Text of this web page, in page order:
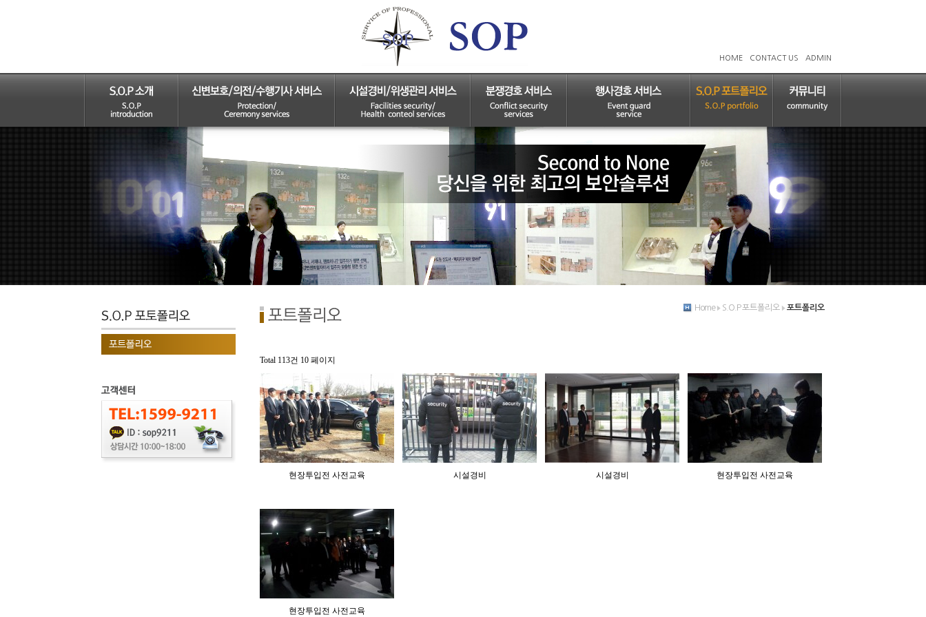
HOME CONTACT US ADMIN
Home S.O.P 포트폴리오 포트폴리오
Total 113건 10 페이지
현장투입전 사전교육 시설경비 시설경비 현장투입전 사전교육
현장투입전 사전교육